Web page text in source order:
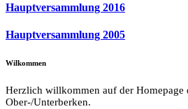
Hauptversammlung 2016
Hauptversammlung 2005
Wilkommen
Herzlich willkommen auf der Homepage
Ober-/Unterberken.